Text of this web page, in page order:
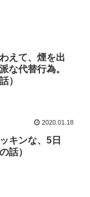
えて、煙を出
な代替行為。
）
2020.01.18
キンな、5日
話）